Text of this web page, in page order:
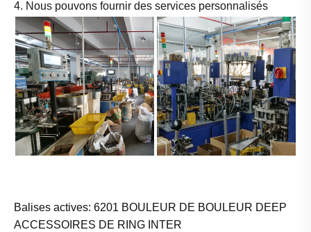
4. Nous pouvons fournir des services personnalisés
Balises actives: 6201 BOULEUR DE BOULEUR DEEP
ACCESSOIRES DE RING INTER